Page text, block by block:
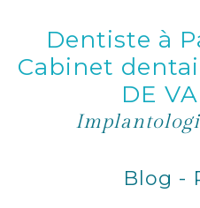
Dentiste à
Cabinet
DE
Blog -